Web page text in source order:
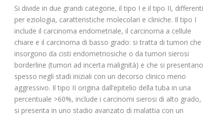
Si divide in due grandi categorie, il tipo I e il tipo II, differenti
per eziologia, caratteristiche molecolari e cliniche. Il tipo I
include il carcinoma endometriale, il carcinoma a cellule
chiare e il carcinoma di basso grado: si tratta di tumori che
insorgono da cisti endometriosiche o da tumori sierosi
borderline (tumori ad incerta malignità) e che si presentano
spesso negli stadi iniziali con un decorso clinico meno
aggressivo. Il tipo II origina dall’epitelio della tuba in una
percentuale >60%, include i carcinomi sierosi di alto grado,
si presenta in uno stadio avanzato di malattia con un